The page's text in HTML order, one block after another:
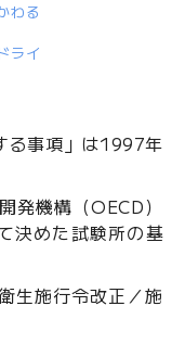
わる
ライ
る事項」は1997年
機構（OECD）
決めた試験所の基
生施行令改正／施